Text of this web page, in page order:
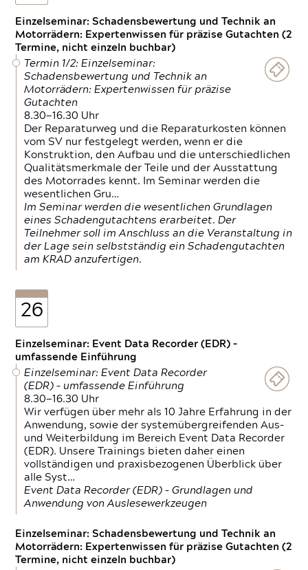
Einzelseminar: Schadensbewertung und Technik an
Motorrädern: Expertenwissen für präzise Gutachten (2
Termine, nicht einzeln buchbar)
Termin 1/2: Einzelseminar:
Schadensbewertung und Technik an
Motorrädern: Expertenwissen für präzise
Gutachten
8.30—16.30 Uhr
Der Reparaturweg und die Reparaturkosten können
vom SV nur festgelegt werden, wenn er die
Konstruktion, den Aufbau und die unterschiedlichen
Qualitätsmerkmale der Teile und der Ausstattung
des Motorrades kennt. Im Seminar werden die
wesentlichen Gru…
Im Seminar werden die wesentlichen Grundlagen
eines Schadengutachtens erarbeitet. Der
Teilnehmer soll im Anschluss an die Veranstaltung in
der Lage sein selbstständig ein Schadengutachten
am KRAD anzufertigen.
26
Einzelseminar: Event Data Recorder (EDR) –
umfassende Einführung
Einzelseminar: Event Data Recorder
(EDR) – umfassende Einführung
8.30—16.30 Uhr
Wir verfügen über mehr als 10 Jahre Erfahrung in der
Anwendung, sowie der systemübergreifenden Aus-
und Weiterbildung im Bereich Event Data Recorder
(EDR). Unsere Trainings bieten daher einen
vollständigen und praxisbezogenen Überblick über
alle Syst…
Event Data Recorder (EDR) – Grundlagen und
Anwendung von Auslesewerkzeugen
Einzelseminar: Schadensbewertung und Technik an
Motorrädern: Expertenwissen für präzise Gutachten (2
Termine, nicht einzeln buchbar)